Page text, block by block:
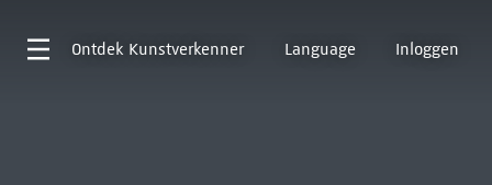
Ontdek Kunstverkenner Language Inloggen